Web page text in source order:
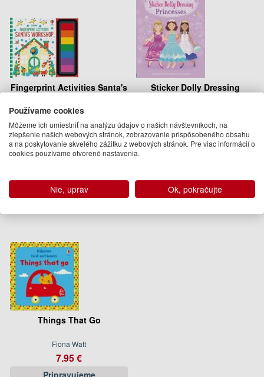
Fingerprint Activities Santa's
Fiona Watt
13.95 €
Dodanie do 21 dní
Sticker Dolly Dressing
10.95 €
05.03.2020
Things That Go
Fiona Watt
7.95 €
Pripravujeme
Používame cookies
Môžeme ich umiestniť na analýzu údajov o našich návštevníkoch, na
zlepšenie našich webových stránok, zobrazovanie prispôsobeného obsahu
a na poskytovanie skvelého zážitku z webových stránok. Pre viac informácií o
cookies používame otvorené nastavenia.
Nie, uprav Ok, pokračujte